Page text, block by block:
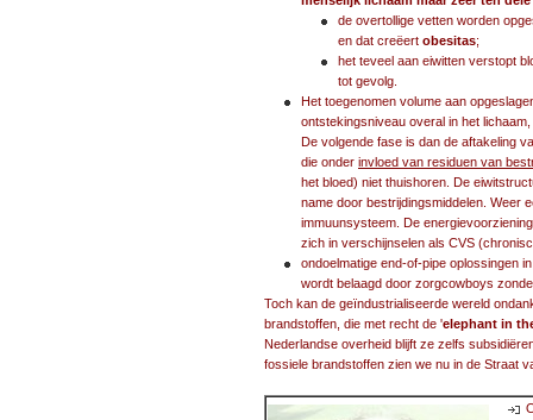
de overtollige vetten worden
en dat creëert obesitas;
het teveel aan eiwitten verstopt
tot gevolg.
Het toegenomen volume aan
ontstekingsniveau overal in het
De volgende fase is dan de aftakeling
die onder invloed van residuen van
het bloed) niet thuishoren. De
name door bestrijdingsmiddelen. Weer
immuunsysteem. De
zich in verschijnselen als CVS
ondoelmatige end-of-pipe oplossingen
wordt belaagd door zorgcowboys
Toch kan de geïndustrialiseerde wereld
brandstoffen, die met recht de 'elephant in
Nederlandse overheid blijft ze zelfs
fossiele brandstoffen zien we nu in de Straat